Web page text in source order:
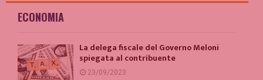
ECONOMIA
La delega fiscale del Governo Meloni
spiegata al contribuente
23/09/2023